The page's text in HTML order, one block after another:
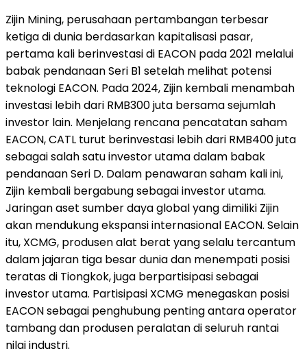
Zijin Mining, perusahaan pertambangan terbesar
ketiga di dunia berdasarkan kapitalisasi pasar,
pertama kali berinvestasi di EACON pada 2021 melalui
babak pendanaan Seri B1 setelah melihat potensi
teknologi EACON. Pada 2024, Zijin kembali menambah
investasi lebih dari RMB300 juta bersama sejumlah
investor lain. Menjelang rencana pencatatan saham
EACON, CATL turut berinvestasi lebih dari RMB400 juta
sebagai salah satu investor utama dalam babak
pendanaan Seri D. Dalam penawaran saham kali ini,
Zijin kembali bergabung sebagai investor utama.
Jaringan aset sumber daya global yang dimiliki Zijin
akan mendukung ekspansi internasional EACON. Selain
itu, XCMG, produsen alat berat yang selalu tercantum
dalam jajaran tiga besar dunia dan menempati posisi
teratas di Tiongkok, juga berpartisipasi sebagai
investor utama. Partisipasi XCMG menegaskan posisi
EACON sebagai penghubung penting antara operator
tambang dan produsen peralatan di seluruh rantai
nilai industri.